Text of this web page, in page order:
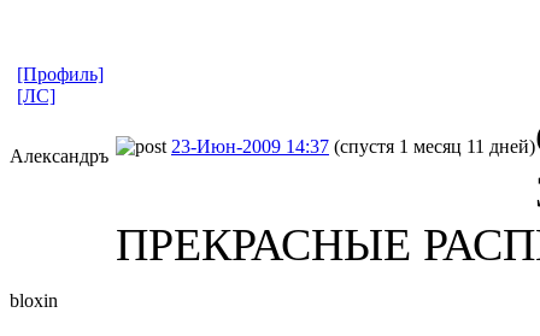
[Профиль]
[ЛС]
Александръ 23-Июн-2009 14:37 (спустя 1 месяц 11 дней)
ПРЕКРАСНЫЕ
bloxin